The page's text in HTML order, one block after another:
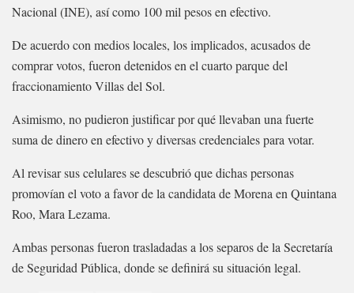
Nacional (INE), así como 100 mil pesos en efectivo.
De acuerdo con medios locales, los implicados, acusados de
comprar votos, fueron detenidos en el cuarto parque del
fraccionamiento Villas del Sol.
Asimismo, no pudieron justificar por qué llevaban una fuerte
suma de dinero en efectivo y diversas credenciales para votar.
Al revisar sus celulares se descubrió que dichas personas
promovían el voto a favor de la candidata de Morena en Quintana
Roo, Mara Lezama.
Ambas personas fueron trasladadas a los separos de la Secretaría
de Seguridad Pública, donde se definirá su situación legal.